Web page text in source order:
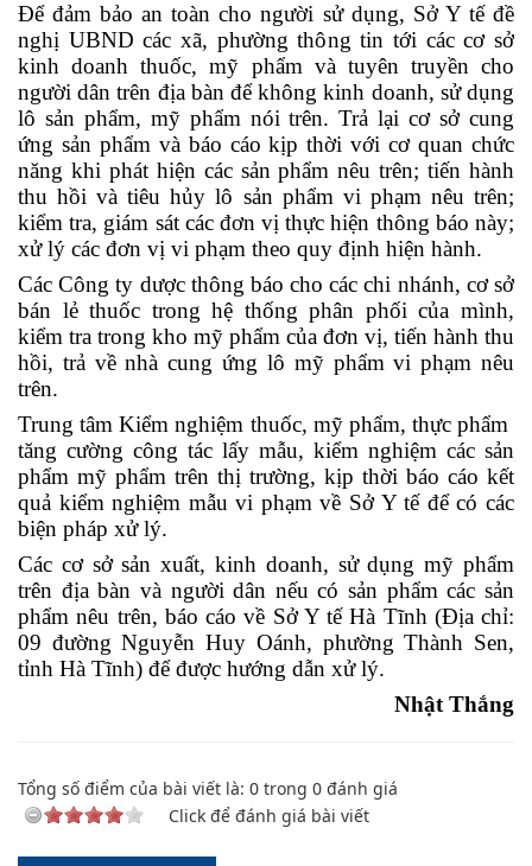
Để đảm bảo an toàn cho người sử dụng, Sở Y tế đề
nghị UBND các xã, phường thông tin tới các cơ sở
kinh doanh thuốc, mỹ phẩm và tuyên truyền cho
người dân trên địa bàn để không kinh doanh, sử dụng
lô sản phẩm, mỹ phẩm nói trên. Trả lại cơ sở cung
ứng sản phẩm và báo cáo kịp thời với cơ quan chức
năng khi phát hiện các sản phẩm nêu trên; tiến hành
thu hồi và tiêu hủy lô sản phẩm vi phạm nêu trên;
kiểm tra, giám sát các đơn vị thực hiện thông báo này;
xử lý các đơn vị vi phạm theo quy định hiện hành.
Các Công ty dược thông báo cho các chi nhánh, cơ sở
bán lẻ thuốc trong hệ thống phân phối của mình,
kiểm tra trong kho mỹ phẩm của đơn vị, tiến hành thu
hồi, trả về nhà cung ứng lô mỹ phẩm vi phạm nêu
trên.
Trung tâm Kiểm nghiệm thuốc, mỹ phẩm, thực phẩm
tăng cường công tác lấy mẫu, kiểm nghiệm các sản
phẩm mỹ phẩm trên thị trường, kịp thời báo cáo kết
quả kiểm nghiệm mẫu vi phạm về Sở Y tế để có các
biện pháp xử lý.
Các cơ sở sản xuất, kinh doanh, sử dụng mỹ phẩm
trên địa bàn và người dân nếu có sản phẩm các sản
phẩm nêu trên, báo cáo về Sở Y tế Hà Tĩnh (Địa chỉ:
09 đường Nguyễn Huy Oánh, phường Thành Sen,
tỉnh Hà Tĩnh) để được hướng dẫn xử lý.
Nhật Thắng
Tổng số điểm của bài viết là: 0 trong 0 đánh giá
Click để đánh giá bài viết